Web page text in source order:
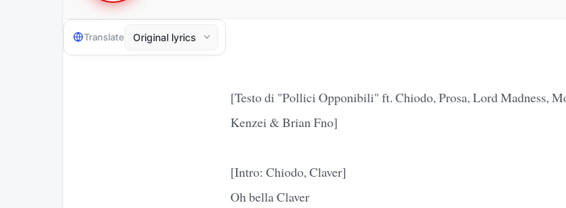
Translate
[Testo di "Pollici Opponibili" ft. Chiodo, Prosa, Lord Madness,
Kenzei & Brian Fno]
[Intro: Chiodo, Claver]
Oh bella Claver